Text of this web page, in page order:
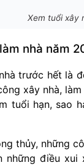
Xem tuổi xây
nhà năm
trước hết là
xây nhà,
tuổi hạn, sao
thủy, những
những điều